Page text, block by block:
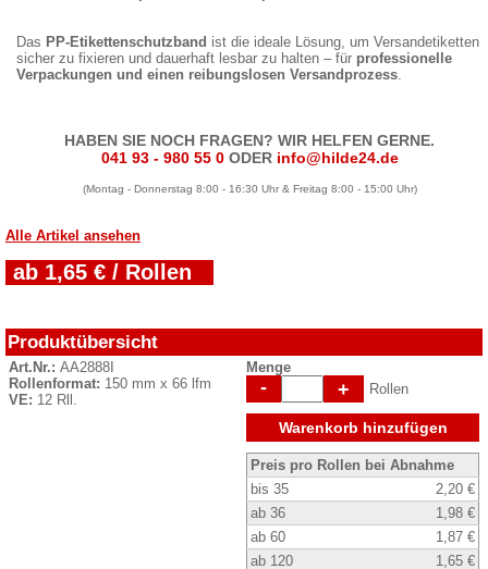
Das PP-Etikettenschutzband ist die ideale Lösung, um Versandetiketten
sicher zu fixieren und dauerhaft lesbar zu halten – für professionelle
Verpackungen und einen reibungslosen Versandprozess
HABEN SIE NOCH FRAGEN? WIR HELFEN GERNE.
041 93 - 980 55 0 ODER info@hilde24.de
(Montag - Donnerstag 8:00 - 16:30 Uhr & Freitag 8:00 - 15:00 Uhr)
Alle Artikel ansehen
ab 1,65 € / Rollen
Produktübersicht
Art.Nr.: AA2888I
Rollenformat: 150 mm x 66 lfm
VE: 12 Rll.
Menge
- + Rollen
Warenkorb hinzufügen
Preis pro Rollen bei Abnahme
bis 35
2,20 €
ab 36
1,98 €
ab 60
1,87 €
ab 120
1,65 €